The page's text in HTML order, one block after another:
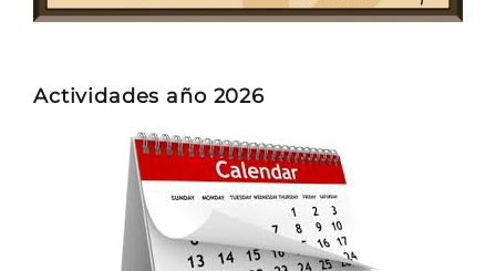
Actividades año 2026